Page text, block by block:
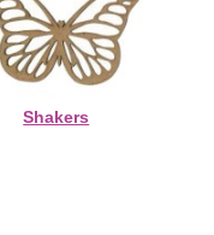
Shakers